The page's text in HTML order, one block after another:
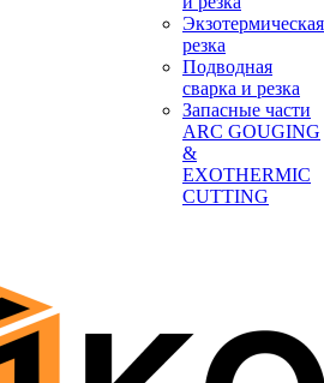
Экзотермическая
резка
Подводная
сварка и резка
Запасные части
ARC GOUGING
&
EXOTHERMIC
CUTTING